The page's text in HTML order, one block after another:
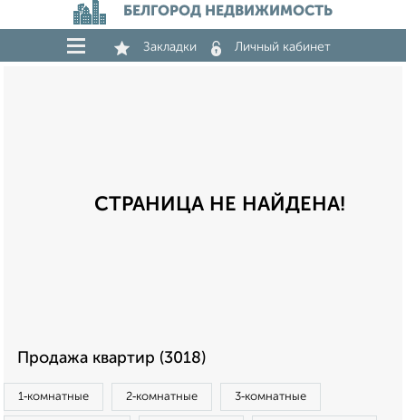
БЕЛГОРОД НЕДВИЖИМОСТЬ
Закладки Личный кабинет
СТРАНИЦА НЕ НАЙДЕНА!
Продажа квартир (3018)
1‑комнатные 2‑комнатные 3‑комнатные